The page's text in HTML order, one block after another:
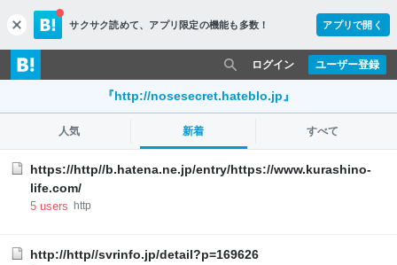
c
l
o
s
サクサク読めて、 アプリ限定の機能も多数！ アプリで開く
ユーザー登録
ログイン
『http://nosesecret.hateblo.jp』
人気 新着 すべて
https://http//b.hatena.ne.jp/entry/https://www.kurashino-
life.com/
5 users http
http://http//svrinfo.jp/detail?p=169626